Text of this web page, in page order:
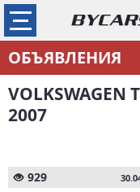
ОБЪЯВЛЕНИЯ
VOLKSWAGEN
2007
929